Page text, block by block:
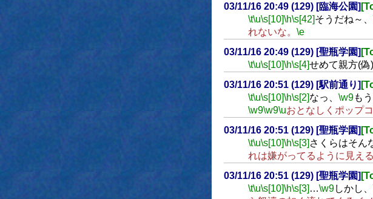
03/11/16 20:49 (129) [臨海公園]
\t\u\s[10]\h\s[42]そうだね～、
れないな。 \e
03/11/16 20:49 (129) [聖瓶学園]
\t\u\s[10]\h\s[4]せめて親方(偽)
03/11/16 20:51 (129) [駅前通り]
\t\u\s[10]\h\s[2]なっ、 \w9も
\w9\w9\uおとなしくポップ
03/11/16 20:51 (129) [聖瓶学園]
\t\u\s[10]\h\s[3] さくらはそん
れは嫌がってるように見える
03/11/16 20:51 (129) [聖瓶学園]
\t\u\s[10]\h\s[3] …\w9しかし、